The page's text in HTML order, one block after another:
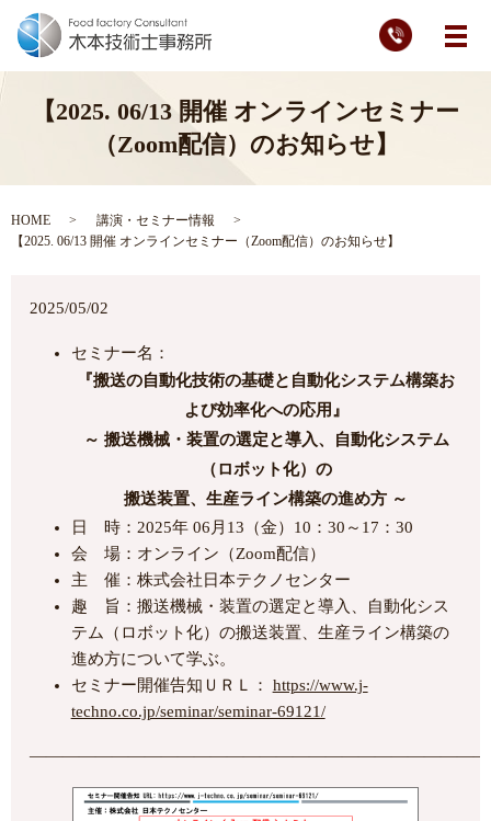
メ
【2025. 06/13 開催 オンラインセミナー
（Zoom配信）のお知らせ】
HOME
講演・セミナー情報
【2025. 06/13 開催 オンラインセミナー（Zoom配信）のお知らせ】
2025/05/02
セミナー名：
『搬送の自動化技術の基礎と自動化システム構築お
よび効率化への応用』
～ 搬送機械・装置の選定と導入、自動化システム
（ロボット化）の
搬送装置、生産ライン構築の進め方 ～
日 時：2025年 06月13（金）10：30～17：30
会 場：オンライン（Zoom配信）
主 催：株式会社日本テクノセンター
趣 旨：搬送機械・装置の選定と導入、自動化シス
テム（ロボット化）の搬送装置、生産ライン構築の
進め方について学ぶ。
セミナー開催告知ＵＲＬ： https://www.j-
techno.co.jp/seminar/seminar-69121/